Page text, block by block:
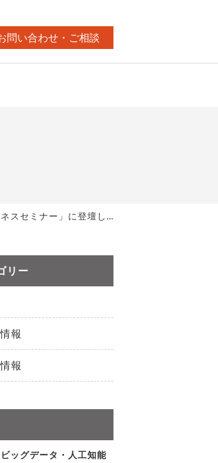
問い合わせ・ご相談
スセミナー」に登壇し…
リー
報
報
ッグデータ・人工知能